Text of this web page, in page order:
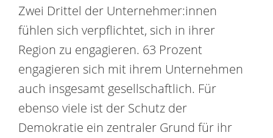
Zwei Drittel der Unternehmer:innen
fühlen sich verpflichtet, sich in ihrer
Region zu engagieren. 63 Prozent
engagieren sich mit ihrem Unternehmen
auch insgesamt gesellschaftlich. Für
ebenso viele ist der Schutz der
Demokratie ein zentraler Grund für ihr